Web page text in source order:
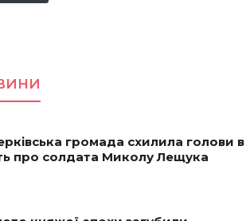
громада схилила голови в
про солдата Миколу Лещука